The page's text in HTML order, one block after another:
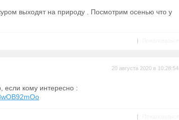
выходят на природу . Посмотрим осенью что у
|
20 августа 2020 в 10:28:54
если кому интересно :
|